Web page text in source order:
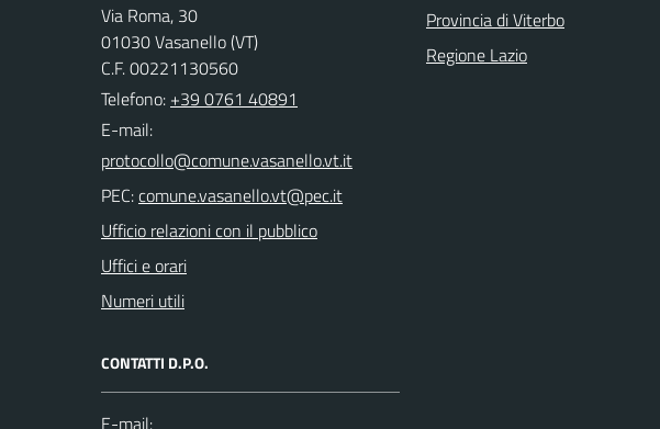
Via Roma, 30
01030 Vasanello (VT)
C.F. 00221130560
Telefono: +39 0761 40891
E-mail:
PEC:
Ufficio relazioni con il pubblico
Uffici e orari
Numeri utili
CONTATTI D.P.O.
E-mail:
Provincia di Viterbo
Regione Lazio